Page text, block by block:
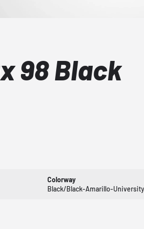
98 Black
Colorway
Black/Black-Amarillo-